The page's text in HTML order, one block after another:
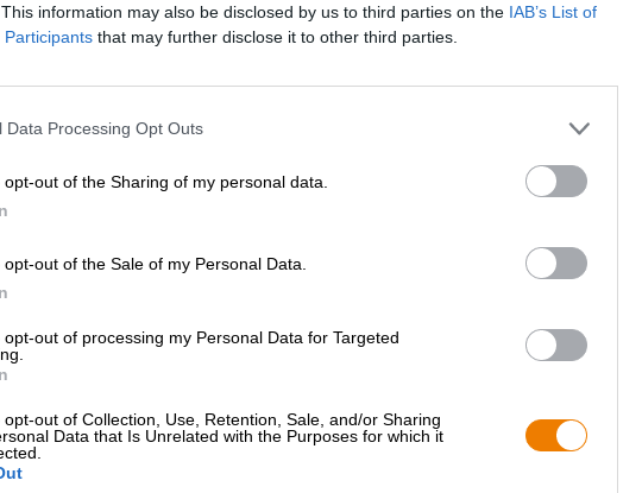
information may also be disclosed by us to third parties on the IAB’s List of
Participants that may further disclose it to other third parties.
Data Processing Opt Outs
opt-out of the Sharing of my personal data.
opt-out of the Sale of my Personal Data.
opt-out of processing my Personal Data for Targeted
opt-out of Collection, Use, Retention, Sale, and/or Sharing
Data that Is Unrelated with the Purposes for which it
Beskrivning Information Recensioner(0)
Vid en första anblick har persikor och vindruvor lite gemensamt,
man att de två växterna värdesätter samma livsmiljö: båda gillar
kräver väldigt lika näringsämnen och en jämförbar mängd vatten.
persikoträd hittas på världens vingårdar och det finns till och med en
refererar till denna plats. Vingårdspersikan är en frukt som
välsmakande specialitet bland dessa är vingårdspersikan från
med århundraden av tradition och en plats där persikor länge har
Bryggeriet 3 Fonteinen från Belgien uppskattar den utsökta smaken
sätter den därför i centrum för ölet med samma namn:
fyra månader på persikor från Mosel.
3 Fonteinen Wijnbergperzik är baserad på en blandning av lambics
flyter in i glaset i ett vackert orange guld. En flyktig antydan av
saftiga persikor. Smaken följer det första doftintrycket och ger
citrustoner, jordnära ek och blommig humle till tungan.